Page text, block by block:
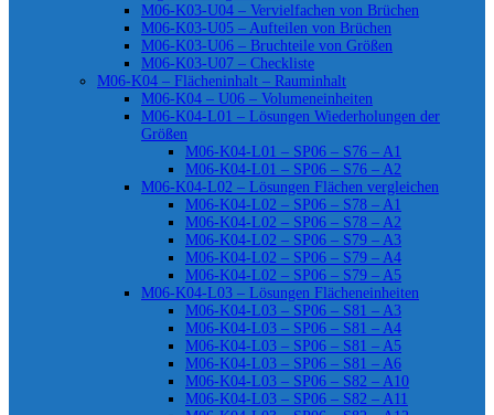
M06-K03-U04 – Vervielfachen von Brüchen
M06-K03-U05 – Aufteilen von Brüchen
M06-K03-U06 – Bruchteile von Größen
M06-K03-U07 – Checkliste
M06-K04 – Flächeninhalt – Rauminhalt
M06-K04 – U06 – Volumeneinheiten
M06-K04-L01 – Lösungen Wiederholungen der
Größen
M06-K04-L01 – SP06 – S76 – A1
M06-K04-L01 – SP06 – S76 – A2
M06-K04-L02 – Lösungen Flächen vergleichen
M06-K04-L02 – SP06 – S78 – A1
M06-K04-L02 – SP06 – S78 – A2
M06-K04-L02 – SP06 – S79 – A3
M06-K04-L02 – SP06 – S79 – A4
M06-K04-L02 – SP06 – S79 – A5
M06-K04-L03 – Lösungen Flächeneinheiten
M06-K04-L03 – SP06 – S81 – A3
M06-K04-L03 – SP06 – S81 – A4
M06-K04-L03 – SP06 – S81 – A5
M06-K04-L03 – SP06 – S81 – A6
M06-K04-L03 – SP06 – S82 – A10
M06-K04-L03 – SP06 – S82 – A11